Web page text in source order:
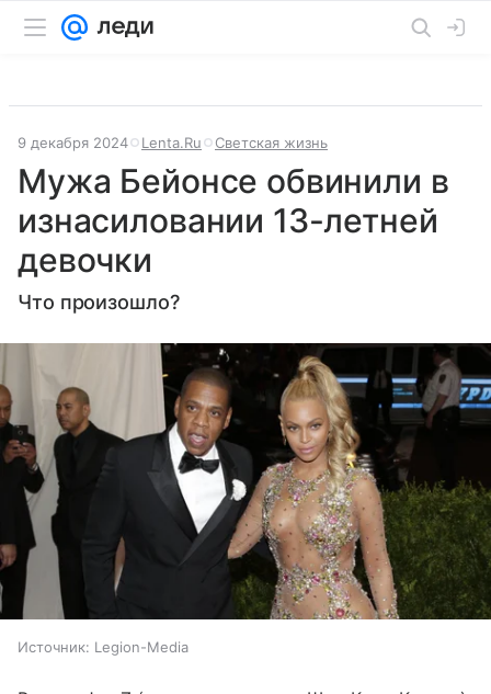
9 декабря 2024 Lenta.Ru Светская жизнь
Мужа Бейонсе обвинили в
изнасиловании 13-летней
девочки
Что произошло?
Источник: Legion-Media